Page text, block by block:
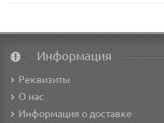
Информация
Реквизиты
О нас
Информация о доставке